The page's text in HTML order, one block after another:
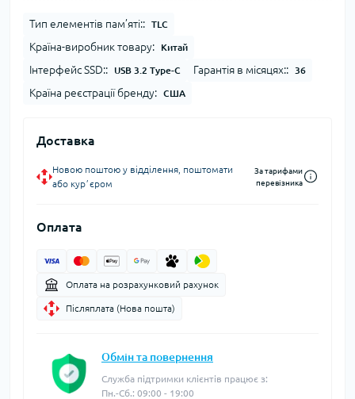
Тип елементів пам’яті:: TLC
Країна-виробник товару: Китай
Інтерфейс SSD:: USB 3.2 Type-C Гарантія в місяцях:: 36
Країна реєстрації бренду: США
Доставка
Новою поштою у відділення, поштомати
або курʼєром
За тарифами
перевізника
Оплата
Оплата на розрахунковий рахунок
Післяплата (Нова пошта)
Обмін та повернення
Служба підтримки клієнтів працює з:
Пн.-Сб.: 09:00 - 19:00